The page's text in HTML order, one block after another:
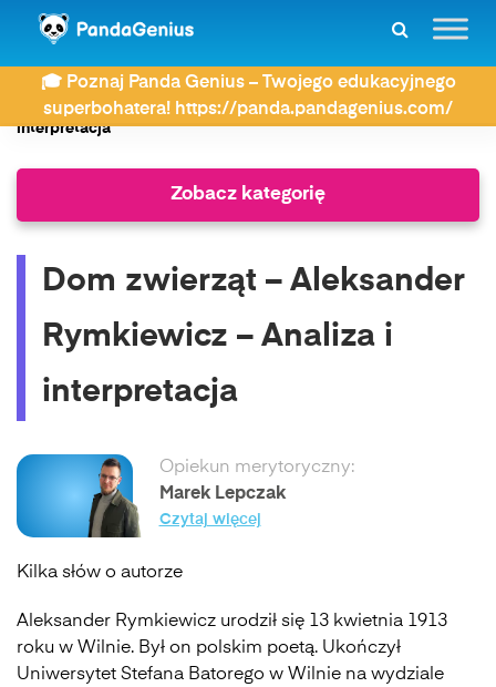
🎓 Poznaj Panda Genius – Twojego edukacyjnego
superbohatera! https://panda.pandagenius.com/
ZDAY Wiersze
Dom zwierząt – Aleksander Rymkiewicz – Analiza i
interpretacja
Zobacz kategorię
Dom zwierząt – Aleksander
Rymkiewicz – Analiza i
interpretacja
Opiekun merytoryczny:
Marek Lepczak
Czytaj więcej
Kilka słów o autorze
Aleksander Rymkiewicz urodził się 13 kwietnia 1913
roku w Wilnie. Był on polskim poetą. Ukończył
Uniwersytet Stefana Batorego w Wilnie na wydziale